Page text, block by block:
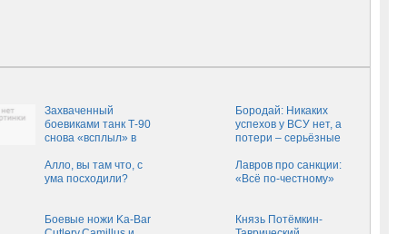
Захваченный
боевиками танк Т-90
снова «всплыл» в
Бородай: Никаких
успехов у ВСУ нет, а
потери – серьёзные
Алло, вы там что, с
ума посходили?
Лавров про санкции:
«Всё по-честному»
Боевые ножи Ka-Bar
Князь Потёмкин-